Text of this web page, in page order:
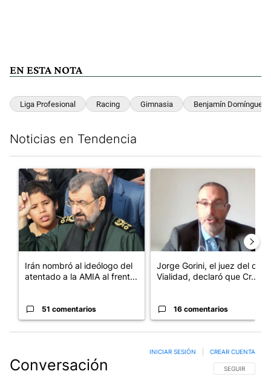
EN ESTA NOTA
Liga Profesional Racing Gimnasia Benjamín Domínguez
Noticias en Tendencia
Un artículo de tendencia con el título "Irán nombró al ideólogo
Irán nombró al ideólogo del
atentado a la AMIA al frent...
51 comentarios
Jorge Gorini, el juez del caso
Vialidad, declaró que Cr...
16 comentarios
Conversación SIGA ESTA
SEGUIR
INICIAR SESIÓN CREAR CUENTA